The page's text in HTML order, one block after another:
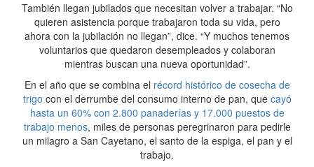
También llegan jubilados que necesitan volver a trabajar. “No
quieren asistencia porque trabajaron toda su vida, pero
ahora con la jubilación no llegan”, dice. “Y muchos tenemos
voluntarios que quedaron desempleados y colaboran
mientras buscan una nueva oportunidad”.
En el año que se combina el récord histórico de cosecha de
trigo con el derrumbe del consumo interno de pan, que cayó
hasta un 60% con 2.800 panaderías y 17.000 puestos de
trabajo menos, miles de personas peregrinaron para pedirle
un milagro a San Cayetano, el santo de la espiga, el pan y el
trabajo.